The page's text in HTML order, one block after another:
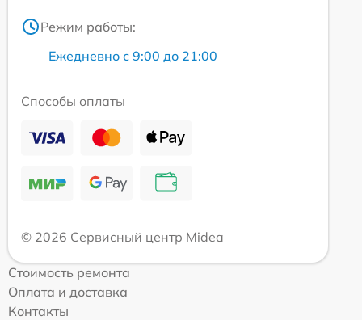
Режим работы:
Ежедневно с 9:00 до 21:00
Способы оплаты
© 2026 Сервисный центр Midea
Стоимость ремонта
Оплата и доставка
Контакты